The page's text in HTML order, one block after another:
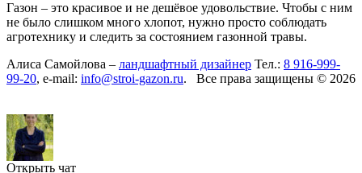
Газон – это красивое и не дешёвое удовольствие. Чтобы с ним
не было слишком много хлопот, нужно просто соблюдать
агротехнику и следить за состоянием газонной травы.
Алиса Самойлова – ландшафтный дизайнер Тел.: 8 916-999-
99-20, e-mail: info@stroi-gazon.ru. Все права защищены © 2026
Открыть чат